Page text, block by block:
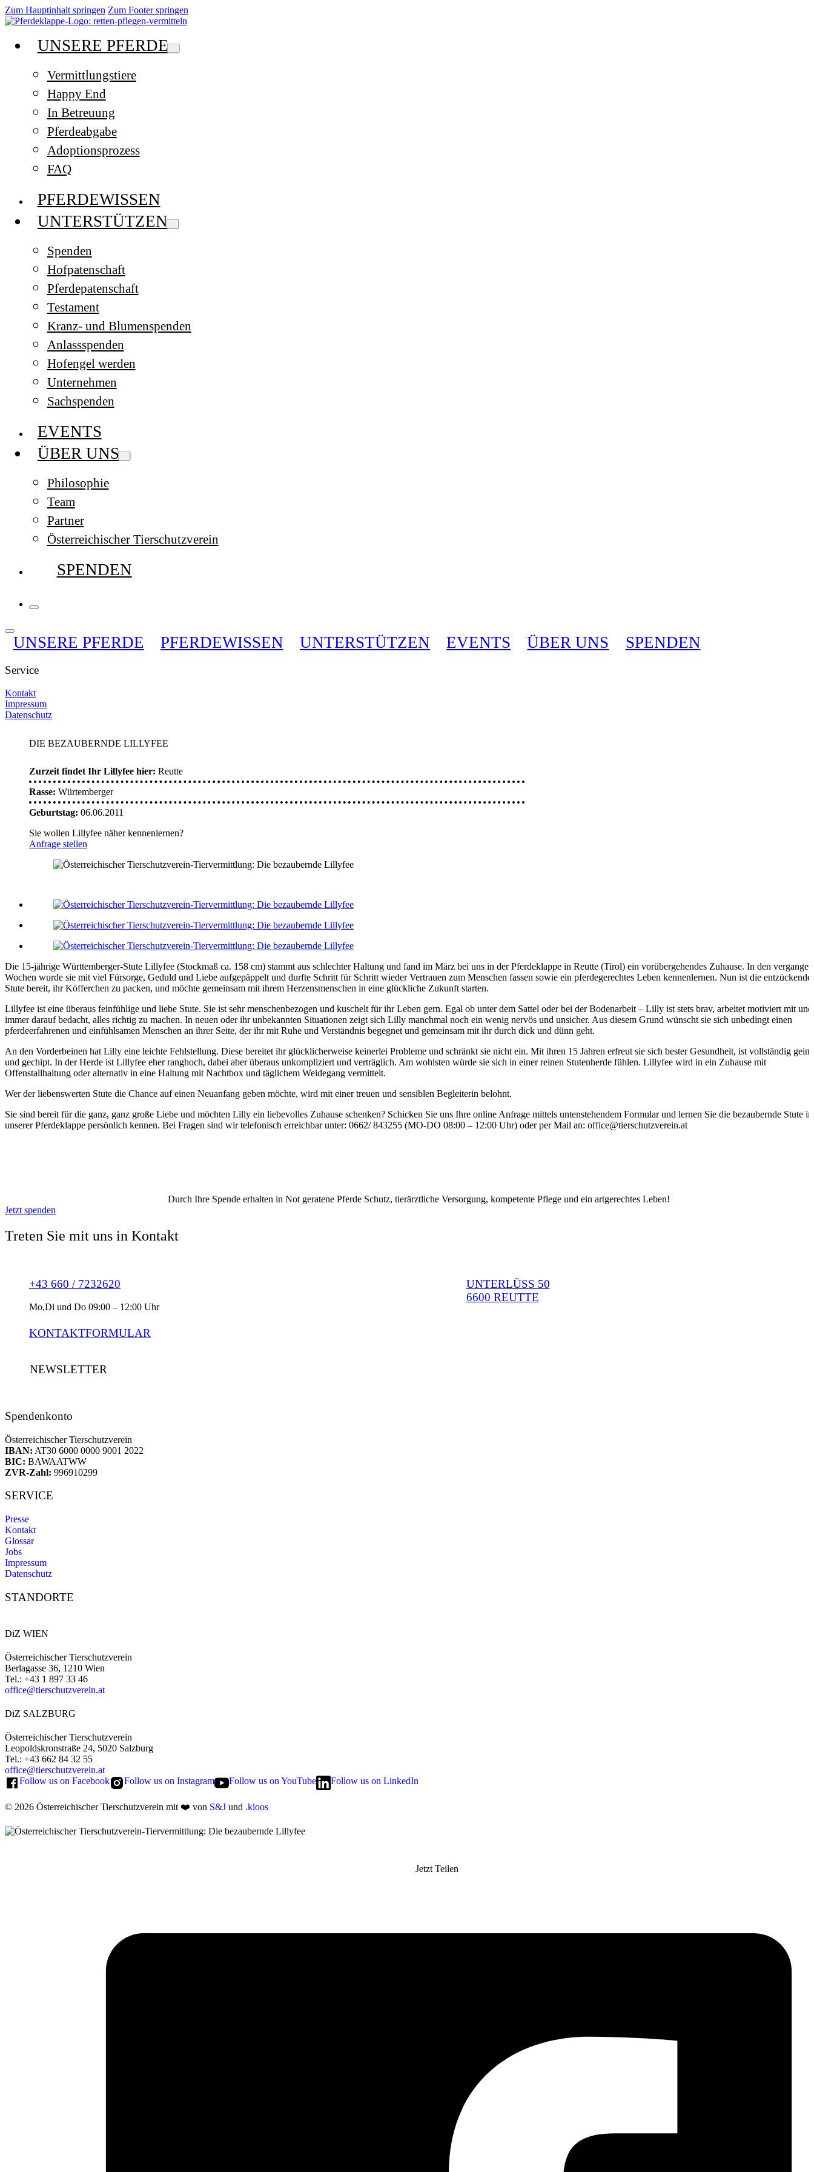
Zum Hauptinhalt springen Zum Footer springen
UNSERE PFERDE
Vermittlungstiere
Happy End
In Betreuung
Pferdeabgabe
Adoptionsprozess
FAQ
PFERDEWISSEN
UNTERSTÜTZEN
Spenden
Hofpatenschaft
Pferdepatenschaft
Testament
Kranz- und Blumenspenden
Anlassspenden
Hofengel werden
Unternehmen
Sachspenden
EVENTS
ÜBER UNS
Philosophie
Team
Partner
Österreichischer Tierschutzverein
SPENDEN
UNSERE PFERDE PFERDEWISSEN UNTERSTÜTZEN EVENTS ÜBER UNS SPENDEN
Service
Kontakt
Impressum
Datenschutz
DIE BEZAUBERNDE LILLYFEE
Zurzeit findet Ihr Lillyfee hier: Reutte
Rasse: Würtemberger
Geburtstag: 06.06.2011
Sie wollen Lillyfee näher kennenlernen?
Anfrage stellen
Die 15-jährige Württemberger-Stute Lillyfee (Stockmaß ca. 158 cm) stammt aus schlechter Haltung und fand im März bei uns in der Pferdeklappe in Reutte (Tirol) ein vorübergehendes Zuhause. In den
Wochen wurde sie mit viel Fürsorge, Geduld und Liebe aufgepäppelt und durfte Schritt für Schritt wieder Vertrauen zum Menschen fassen sowie ein pferdegerechtes Leben kennenlernen. Nun ist die entzückende
Stute bereit, ihr Köfferchen zu packen, und möchte gemeinsam mit ihrem Herzensmenschen in eine glückliche Zukunft starten.
Lillyfee ist eine überaus feinfühlige und liebe Stute. Sie ist sehr menschenbezogen und kuschelt für ihr Leben gern. Egal ob unter dem Sattel oder bei der Bodenarbeit – Lilly ist stets brav, arbeitet motiviert mit
immer darauf bedacht, alles richtig zu machen. In neuen oder ihr unbekannten Situationen zeigt sich Lilly manchmal noch ein wenig nervös und unsicher. Aus diesem Grund wünscht sie sich unbedingt einen
pferdeerfahrenen und einfühlsamen Menschen an ihrer Seite, der ihr mit Ruhe und Verständnis begegnet und gemeinsam mit ihr durch dick und dünn geht.
An den Vorderbeinen hat Lilly eine leichte Fehlstellung. Diese bereitet ihr glücklicherweise keinerlei Probleme und schränkt sie nicht ein. Mit ihren 15 Jahren erfreut sie sich bester Gesundheit, ist vollständig
und gechipt. In der Herde ist Lillyfee eher ranghoch, dabei aber überaus unkompliziert und verträglich. Am wohlsten würde sie sich in einer reinen Stutenherde fühlen. Lillyfee wird in ein Zuhause mit
Offenstallhaltung oder alternativ in eine Haltung mit Nachtbox und täglichem Weidegang vermittelt.
Wer der liebenswerten Stute die Chance auf einen Neuanfang geben möchte, wird mit einer treuen und sensiblen Begleiterin belohnt.
Sie sind bereit für die ganz, ganz große Liebe und möchten Lilly ein liebevolles Zuhause schenken? Schicken Sie uns Ihre online Anfrage mittels untenstehendem Formular und lernen Sie die bezaubernde Stute in
unserer Pferdeklappe persönlich kennen. Bei Fragen sind wir telefonisch erreichbar unter: 0662/ 843255 (MO-DO 08:00 – 12:00 Uhr) oder per Mail an: office@tierschutzverein.at
Durch Ihre Spende erhalten in Not geratene Pferde Schutz, tierärztliche Versorgung, kompetente Pflege und ein artgerechtes Leben!
Jetzt spenden
Treten Sie mit uns in Kontakt
+43 660 / 7232620
Mo,Di und Do 09:00 – 12:00 Uhr
UNTERLÜSS 50
6600 REUTTE
KONTAKTFORMULAR
NEWSLETTER
Spendenkonto
Österreichischer Tierschutzverein
IBAN: AT30 6000 0000 9001 2022
BIC: BAWAATWW
ZVR-Zahl: 996910299
SERVICE
Presse
Kontakt
Glossar
Jobs
Impressum
Datenschutz
STANDORTE
DiZ WIEN
Österreichischer Tierschutzverein
Berlagasse 36, 1210 Wien
Tel.: +43 1 897 33 46
office@tierschutzverein.at
DiZ SALZBURG
Österreichischer Tierschutzverein
Leopoldskronstraße 24, 5020 Salzburg
Tel.: +43 662 84 32 55
office@tierschutzverein.at
Follow us on Facebook
Follow us on Instagram Follow us on YouTube Follow us on LinkedIn
© 2026 Österreichischer Tierschutzverein mit ❤️ von S&J und .kloos
Jetzt Teilen